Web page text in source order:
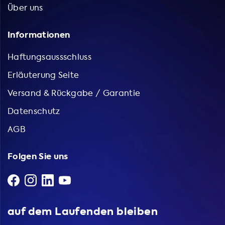
Über uns
Informationen
Haftungsaussschluss
Erläuterung Seite
Versand & Rückgabe / Garantie
Datenschutz
AGB
Folgen Sie uns
auf dem Laufenden bleiben